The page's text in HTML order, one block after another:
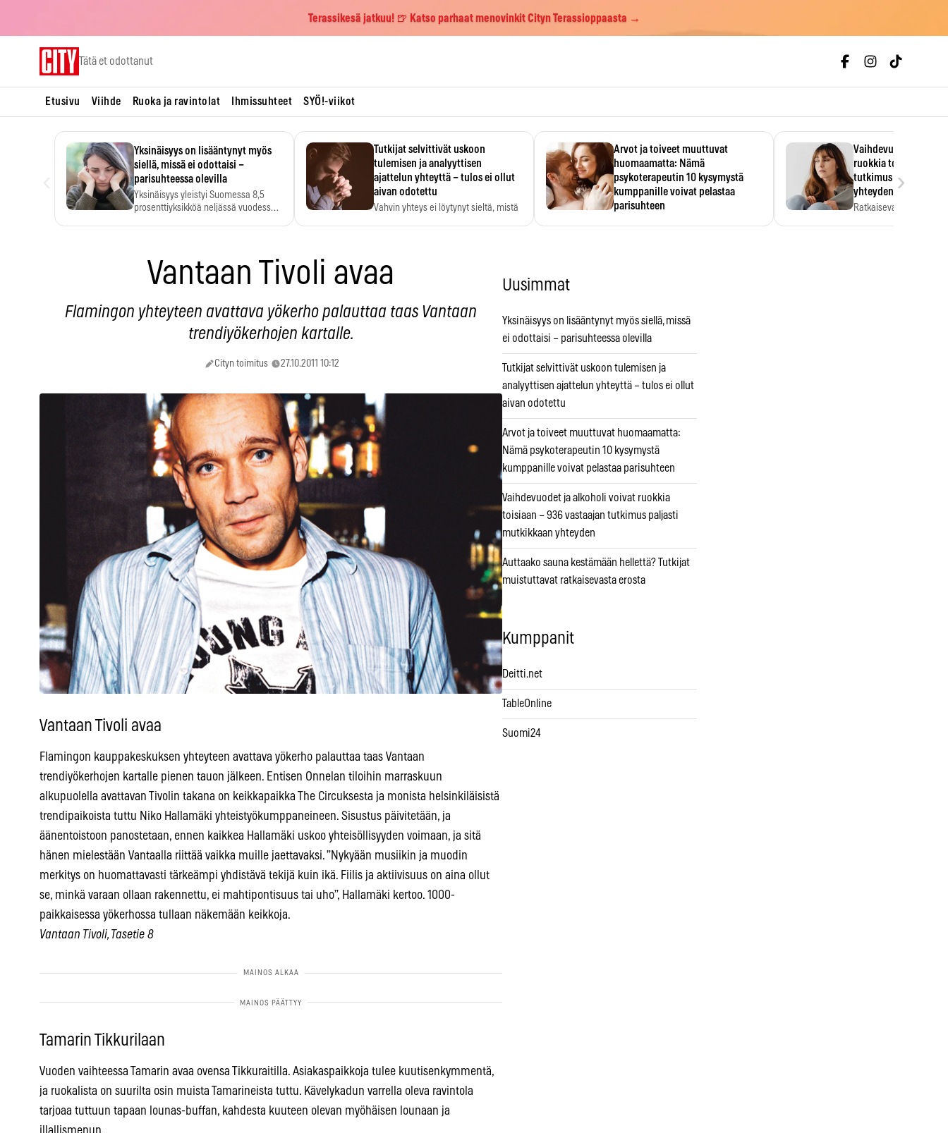
Terassikesä jatkuu! 🍺 Katso parhaat menovinkit Cityn Terassioppaasta →
Tätä et odottanut
Etusivu Viihde Ruoka ja ravintolat Ihmissuhteet SYÖ!-viikot
Yksinäisyys on lisääntynyt myös
siellä, missä ei odottaisi –
parisuhteessa olevilla
Yksinäisyys yleistyi Suomessa 8,5
prosenttiyksikköä neljässä vuodessa.
Tutkijat selvittivät uskoon
tulemisen ja analyyttisen
ajattelun yhteyttä – tulos ei ollut
aivan odotettu
Vahvin yhteys ei löytynyt sieltä, mistä
Arvot ja toiveet muuttuvat
huomaamatta: Nämä
psykoterapeutin 10 kysymystä
kumppanille voivat pelastaa
parisuhteen
Vaihdevuodet ja
ruokkia toisiaan –
tutkimus paljasti
yhteyden
Ratkaiseva tekijä ei
›
Vantaan Tivoli avaa
Flamingon yhteyteen avattava yökerho palauttaa taas Vantaan
trendiyökerhojen kartalle.
Cityn toimitus 27.10.2011 10:12
Vantaan Tivoli avaa
Flamingon kauppakeskuksen yhteyteen avattava yökerho palauttaa taas Vantaan
trendiyökerhojen kartalle pienen tauon jälkeen. Entisen Onnelan tiloihin marraskuun
alkupuolella avattavan Tivolin takana on keikkapaikka The Circuksesta ja monista helsinkiläisistä
trendipaikoista tuttu Niko Hallamäki yhteistyökumppaneineen. Sisustus päivitetään, ja
äänentoistoon panostetaan, ennen kaikkea Hallamäki uskoo yhteisöllisyyden voimaan, ja sitä
hänen mielestään Vantaalla riittää vaikka muille jaettavaksi. ”Nykyään musiikin ja muodin
merkitys on huomattavasti tärkeämpi yhdistävä tekijä kuin ikä. Fiilis ja aktiivisuus on aina ollut
se, minkä varaan ollaan rakennettu, ei mahtipontisuus tai uho”, Hallamäki kertoo. 1000-
paikkaisessa yökerhossa tullaan näkemään keikkoja.
Vantaan Tivoli, Tasetie 8
Tamarin Tikkurilaan
Vuoden vaihteessa Tamarin avaa ovensa Tikkuraitilla. Asiakaspaikkoja tulee kuutisenkymmentä,
ja ruokalista on suurilta osin muista Tamarineista tuttu. Kävelykadun varrella oleva ravintola
tarjoaa tuttuun tapaan lounas-buffan, kahdesta kuuteen olevan myöhäisen lounaan ja
Uusimmat
Yksinäisyys on lisääntynyt myös siellä, missä
ei odottaisi – parisuhteessa olevilla
Tutkijat selvittivät uskoon tulemisen ja
analyyttisen ajattelun yhteyttä – tulos ei ollut
aivan odotettu
Arvot ja toiveet muuttuvat huomaamatta:
Nämä psykoterapeutin 10 kysymystä
kumppanille voivat pelastaa parisuhteen
Vaihdevuodet ja alkoholi voivat ruokkia
toisiaan – 936 vastaajan tutkimus paljasti
mutkikkaan yhteyden
Auttaako sauna kestämään hellettä? Tutkijat
muistuttavat ratkaisevasta erosta
Kumppanit
Deitti.net
TableOnline
Suomi24